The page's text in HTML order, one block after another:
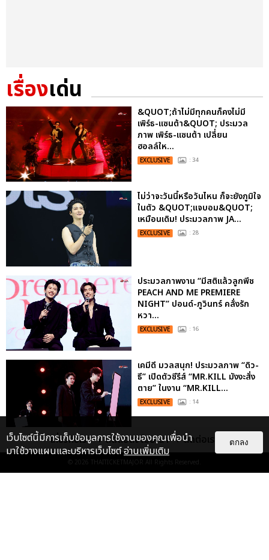
เรื่องเด่น
&QUOT;ถ้าไม่มีทุกคนก็คงไม่มี
เพิร์ธ-แซนต้า&QUOT; ประมวล
ภาพ เพิร์ธ-แซนต้า เปลี่ยน
ฮอลล์ให...
EXCLUSIVE : 34
ไม่ว่าจะวันนี้หรือวันไหน ก็จะยังภูมิใจ
ในตัว &QUOT;แจบอม&QUOT;
เหมือนเดิม! ประมวลภาพ JA...
EXCLUSIVE : 28
ประมวลภาพงาน “มีสติแล้วลูกพีช
PEACH AND ME PREMIERE
NIGHT” ปอนด์-ภูวินทร์ คลั่งรัก
หวา...
EXCLUSIVE : 16
เคมีดี มวลสนุก! ประมวลภาพ “ดิว-
ธี” เปิดตัวซีรีส์ “MR.KILL มังงะสั่ง
ตาย” ในงาน “MR.KILL...
EXCLUSIVE : 14
ประมวลภาพค่ำคืนแห่งความทรงจำ
ของ ITZY และมิดจีไทย ในวันที่
หัวใจส่องสว่างไปพร้อมกัน
เกี่ยวกับเรา ติดต่อลงโฆษณา ติดต่อเรา
© 2026 THAITICKETMAJOR All Rights Reserved.
เว็บไซต์นี้มีการเก็บข้อมูลการใช้งานของคุณเพื่อนำ
มาใช้วางแผนและบริหารเว็บไซต์อ่านเพิ่มเติม
ตกลง